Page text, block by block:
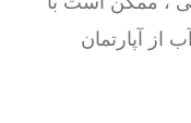
از آپارتمان